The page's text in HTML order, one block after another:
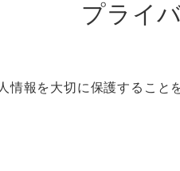
プライ
情報を大切に保護するこ